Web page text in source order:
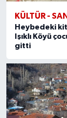
KÜLTÜR -
Heybedeki
Işıklı Köyü
gitti